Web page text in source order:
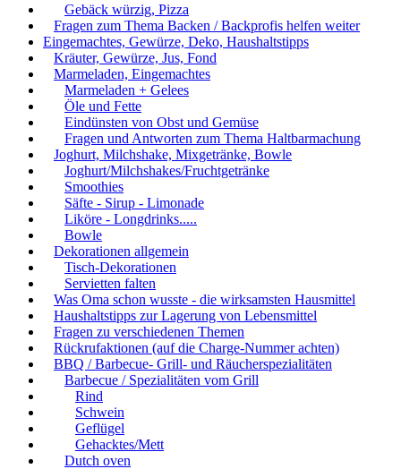
Gebäck würzig, Pizza
Fragen zum Thema Backen / Backprofis helfen weiter
Eingemachtes, Gewürze, Deko, Haushaltstipps
Kräuter, Gewürze, Jus, Fond
Marmeladen, Eingemachtes
Marmeladen + Gelees
Öle und Fette
Eindünsten von Obst und Gemüse
Fragen und Antworten zum Thema Haltbarmachung
Joghurt, Milchshake, Mixgetränke, Bowle
Joghurt/Milchshakes/Fruchtgetränke
Smoothies
Säfte - Sirup - Limonade
Liköre - Longdrinks.....
Bowle
Dekorationen allgemein
Tisch-Dekorationen
Servietten falten
Was Oma schon wusste - die wirksamsten Hausmittel
Haushaltstipps zur Lagerung von Lebensmittel
Fragen zu verschiedenen Themen
Rückrufaktionen (auf die Charge-Nummer achten)
BBQ / Barbecue- Grill- und Räucherspezialitäten
Barbecue / Spezialitäten vom Grill
Rind
Schwein
Geflügel
Gehacktes/Mett
Dutch oven